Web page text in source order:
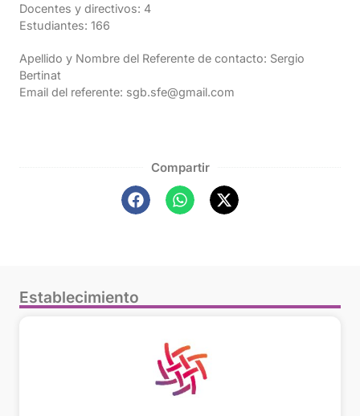
Docentes y directivos: 4
Estudiantes: 166
Apellido y Nombre del Referente de contacto: Sergio
Bertinat
Email del referente: sgb.sfe@gmail.com
Compartir
Establecimiento